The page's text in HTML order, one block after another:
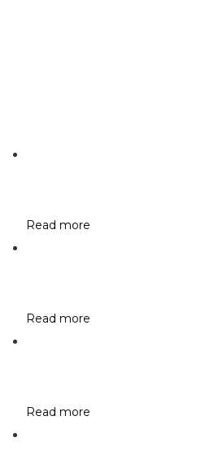
Read more
Read more
Read more